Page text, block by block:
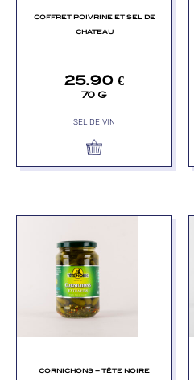
COFFRET POIVRINE ET SEL DE
CHATEAU
25.90 €
70 G
SEL DE VIN
CORNICHONS – TÊTE NOIRE